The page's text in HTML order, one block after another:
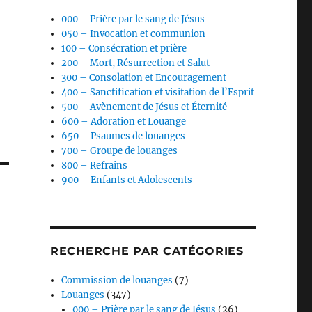
000 – Prière par le sang de Jésus
050 – Invocation et communion
100 – Consécration et prière
200 – Mort, Résurrection et Salut
300 – Consolation et Encouragement
400 – Sanctification et visitation de l’Esprit
500 – Avènement de Jésus et Éternité
600 – Adoration et Louange
650 – Psaumes de louanges
700 – Groupe de louanges
800 – Refrains
900 – Enfants et Adolescents
RECHERCHE PAR CATÉGORIES
Commission de louanges (7)
Louanges (347)